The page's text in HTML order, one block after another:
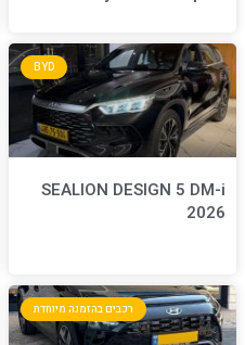
BYD
BENZ
MERCEDES CLE180
SPORT AMG LINE
BENZ